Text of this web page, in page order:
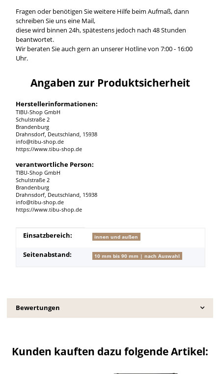
Fragen oder benötigen Sie weitere Hilfe beim Aufmaß, dann
schreiben Sie uns eine Mail,
diese wird binnen 24h, spätestens jedoch nach 48 Stunden
beantwortet.
Wir beraten Sie auch gern an unserer Hotline von 7:00 - 16:00
Uhr.
Angaben zur Produktsicherheit
Herstellerinformationen:
TIBU-Shop GmbH
Schulstraße 2
Brandenburg
Drahnsdorf, Deutschland, 15938
info@tibu-shop.de
https://www.tibu-shop.de
verantwortliche Person:
TIBU-Shop GmbH
Schulstraße 2
Brandenburg
Drahnsdorf, Deutschland, 15938
info@tibu-shop.de
https://www.tibu-shop.de
Produkteigenschaft
Wert
Einsatzbereich: innen und außen
Seitenabstand: 10 mm bis 90 mm | nach Auswahl
Bewertungen
Kunden kauften dazu folgende Artikel: